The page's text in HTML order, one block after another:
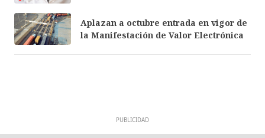
Aplazan a octubre entrada en vigor de
la Manifestación de Valor Electrónica
PUBLICIDAD